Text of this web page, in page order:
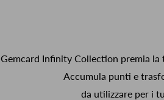
Gemcard Infinity Collection premia
Accumula punti e
da utilizzare per i